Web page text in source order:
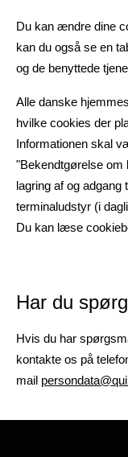
Du kan ændre dine
kan du også se en
og de benyttede
Alle danske
hvilke cookies der
Informationen skal
"Bekendtgørelse om
lagring af og adgang
terminaludstyr (i
Du kan læse
Har du
Hvis du har
kontakte os på
mail